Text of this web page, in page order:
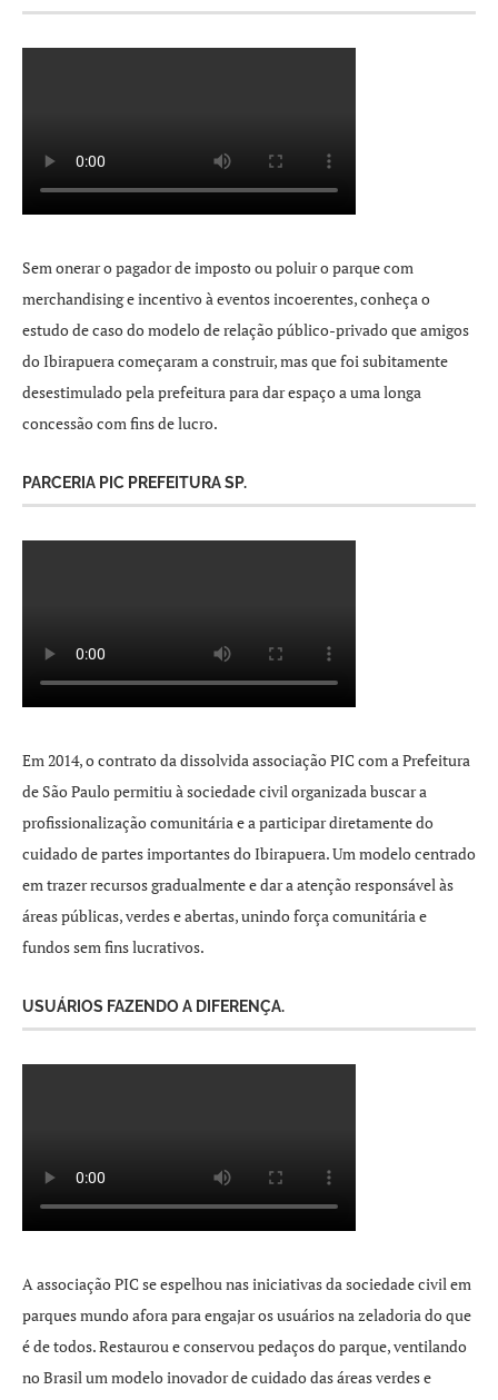
Sem onerar o pagador de imposto ou poluir o parque com
merchandising e incentivo à eventos incoerentes, conheça o
estudo de caso do modelo de relação público-privado que amigos
do Ibirapuera começaram a construir, mas que foi subitamente
desestimulado pela prefeitura para dar espaço a uma longa
concessão com fins de lucro.
PARCERIA PIC PREFEITURA SP.
Em 2014, o contrato da dissolvida associação PIC com a Prefeitura
de São Paulo permitiu à sociedade civil organizada buscar a
profissionalização comunitária e a participar diretamente do
cuidado de partes importantes do Ibirapuera. Um modelo centrado
em trazer recursos gradualmente e dar a atenção responsável às
áreas públicas, verdes e abertas, unindo força comunitária e
fundos sem fins lucrativos.
USUÁRIOS FAZENDO A DIFERENÇA.
A associação PIC se espelhou nas iniciativas da sociedade civil em
parques mundo afora para engajar os usuários na zeladoria do que
é de todos. Restaurou e conservou pedaços do parque, ventilando
no Brasil um modelo inovador de cuidado das áreas verdes e